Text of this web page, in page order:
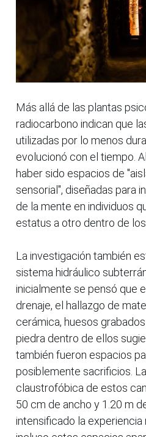
Más allá de las plantas
radiocarbono indican que
utilizadas por lo menos
evolucionó con el tiempo.
haber sido espacios de
sensorial", diseñadas para
de la mente en individuos
estatus a otro dentro de
La investigación también
sistema hidráulico
inicialmente se pensó que
drenaje, el hallazgo de
cerámica, huesos
piedra dentro de ellos
también fueron espacios
posiblemente sacrificios.
claustrofóbica de estos
50 cm de ancho y 1.20 m
intensificado la experiencia